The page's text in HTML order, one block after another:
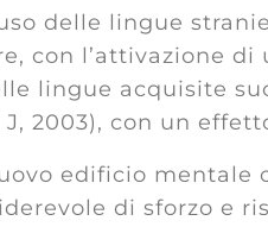
delle lingue
con l’attivazione
lingue acquisite
2003), con un
edificio mentale
di sforzo e